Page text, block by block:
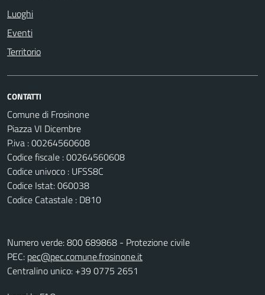
Luoghi
Eventi
Territorio
CONTATTI
Comune di Frosinone
Piazza VI Dicembre
P.iva : 00264560608
Codice fiscale : 00264560608
Codice univoco : UFSS8C
Codice Istat: 060038
Codice Catastale : D810
Numero verde: 800 689868 - Protezione civile
PEC: pec@pec.comune.frosinone.it
Centralino unico: +39 0775 2651